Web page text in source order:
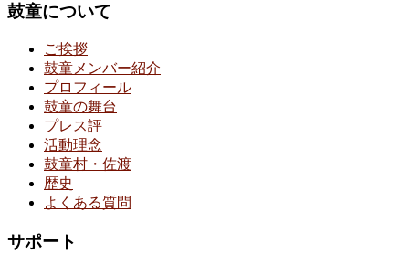
鼓童について
ご挨拶
鼓童メンバー紹介
プロフィール
鼓童の舞台
プレス評
活動理念
鼓童村・佐渡
歴史
よくある質問
サポート